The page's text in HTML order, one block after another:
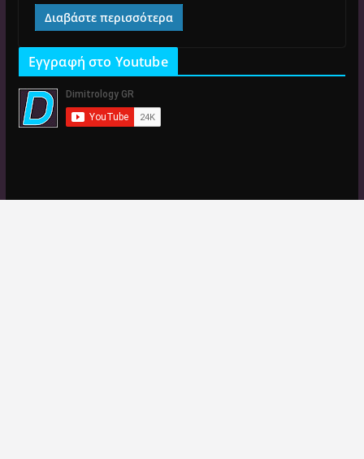
Διαβάστε περισσότερα
Εγγραφή στο Youtube